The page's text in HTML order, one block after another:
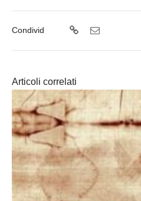
Condivid
Articoli correlati